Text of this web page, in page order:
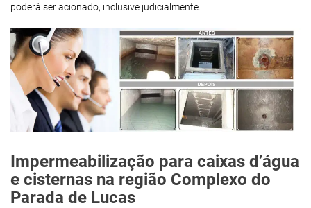
poderá ser acionado, inclusive judicialmente.
Impermeabilização para caixas d’água
e cisternas na região Complexo do
Parada de Lucas